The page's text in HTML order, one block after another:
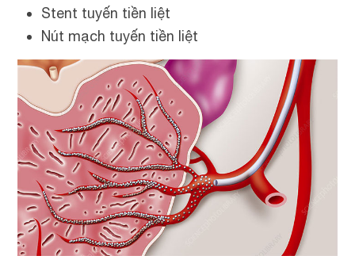
Stent tuyến tiền liệt
Nút mạch tuyến tiền liệt